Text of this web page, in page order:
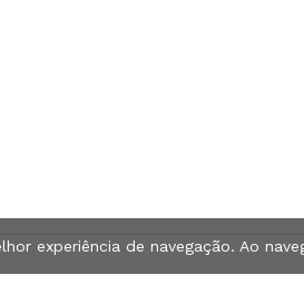
experiência de navegação. Ao